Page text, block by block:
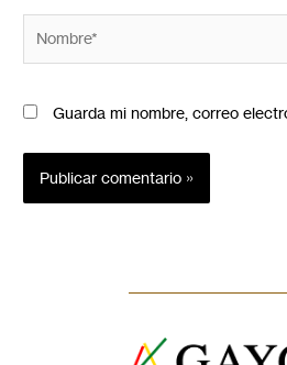
Guarda mi nombre, correo